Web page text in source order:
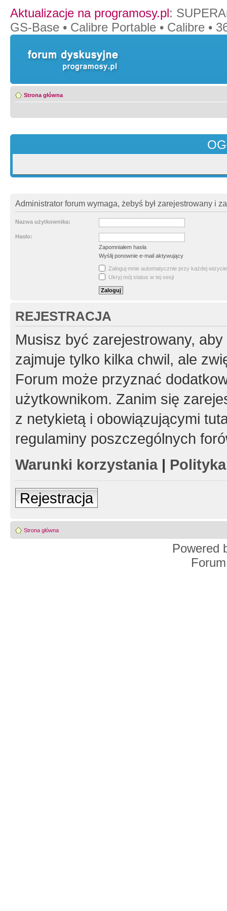
Aktualizacje na programosy.pl:
GS-Base • Calibre Portable • Calibre •
Strona główna
Administrator forum wymaga, żebyś był zarejestrowany i
Nazwa użytkownika:
Hasło:
Zapomniałem hasła
Wyślij ponownie e-mail aktywujący
Zaloguj mnie automatycznie przy każdej wizycie
Ukryj mój status w tej sesji
REJESTRACJA
Musisz być zarejestrowany,
zajmuje tylko kilka chwil, ale
Forum może przyznać
użytkownikom. Zanim się
z netykietą i obowiązującymi
regulaminy poszczególnych
Warunki korzystania|
Rejestracja
Strona główna
Powered